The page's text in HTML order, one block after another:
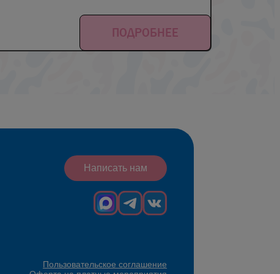
ПОДРОБНЕЕ
Написать нам
Пользовательское соглашение